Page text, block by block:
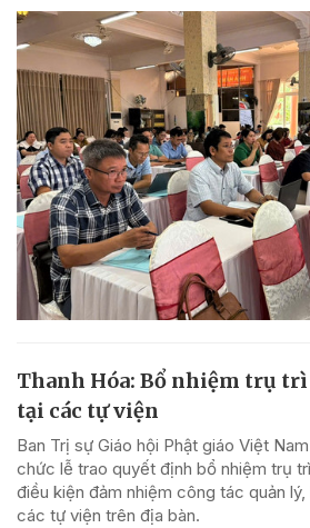
Thanh Hóa: Bổ nhiệm trụ
tại các tự viện
Ban Trị sự Giáo hội Phật giáo Việt
chức lễ trao quyết định bổ nhiệm trụ
điều kiện đảm nhiệm công tác quản
các tự viện trên địa bàn.